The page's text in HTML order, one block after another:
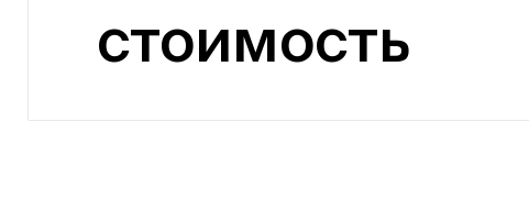
стоимость